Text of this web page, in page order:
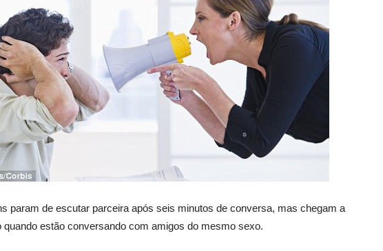
param de escutar parceira após seis minutos de conversa, mas chegam a
quando estão conversando com amigos do mesmo sexo.